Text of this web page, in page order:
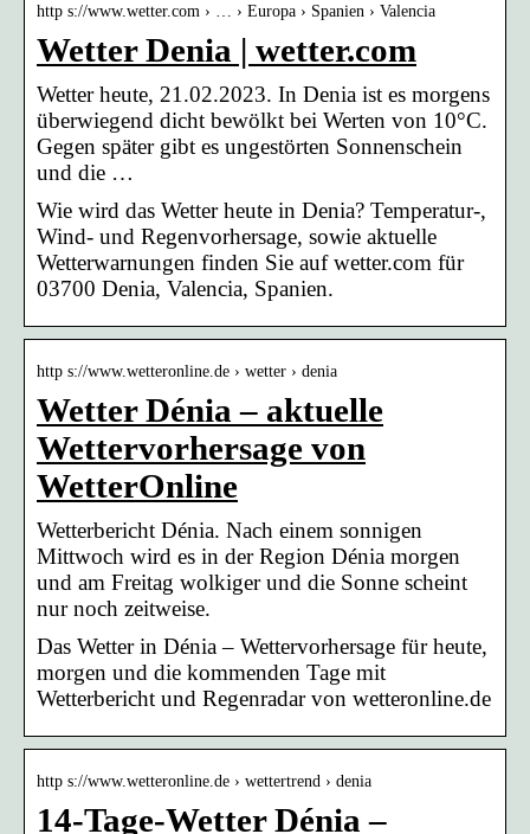
http s://www.wetter.com › … › Europa › Spanien › Valencia
Wetter Denia | wetter.com
Wetter heute, 21.02.2023. In Denia ist es morgens
überwiegend dicht bewölkt bei Werten von 10°C.
Gegen später gibt es ungestörten Sonnenschein
und die …
Wie wird das Wetter heute in Denia? Temperatur-,
Wind- und Regenvorhersage, sowie aktuelle
Wetterwarnungen finden Sie auf wetter.com für
03700 Denia, Valencia, Spanien.
http s://www.wetteronline.de › wetter › denia
Wetter Dénia – aktuelle
Wettervorhersage von
WetterOnline
Wetterbericht Dénia. Nach einem sonnigen
Mittwoch wird es in der Region Dénia morgen
und am Freitag wolkiger und die Sonne scheint
nur noch zeitweise.
Das Wetter in Dénia – Wettervorhersage für heute,
morgen und die kommenden Tage mit
Wetterbericht und Regenradar von wetteronline.de
http s://www.wetteronline.de › wettertrend › denia
14-Tage-Wetter Dénia –